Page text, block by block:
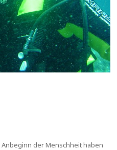
Anbeginn der Menschheit haben